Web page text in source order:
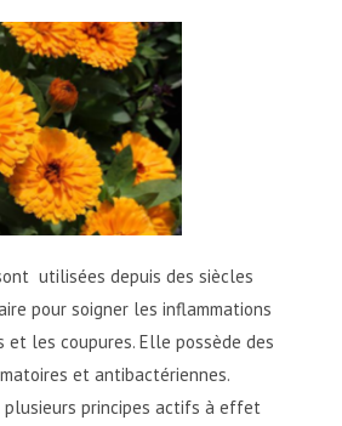
utilisées depuis des siècles
pour soigner les inflammations
et les coupures. Elle possède des
et antibactériennes.
principes actifs à effet